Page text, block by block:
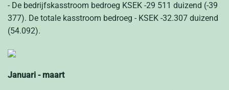
- De bedrijfskasstroom bedroeg KSEK -29 511 duizend (-39
377). De totale kasstroom bedroeg - KSEK -32.307 duizend
(54.092).
Januari - maart